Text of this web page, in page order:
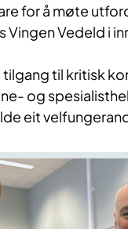
for å møte
Vingen Vedeld i
til kritisk
og
eit